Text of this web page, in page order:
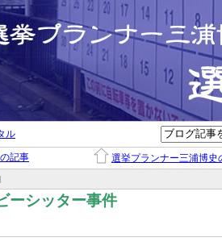
ル
記事 選挙プランナー三浦博史
|
ーシッター事件